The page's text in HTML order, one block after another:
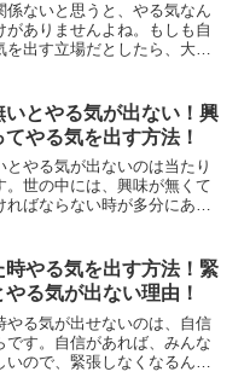
係ないと思うと、やる気なん
がありませんよね。もしも自
を出す立場だとしたら、大い
いと思う理由自分には関係な
由は、やる気が...
いとやる気が出ない！興
てやる気を出す方法！
とやる気が出ないのは当たり
。世の中には、興味が無くて
ればならない時が多分にある
やる気が出ない理由興味が無
が出ない理由は...
時やる気を出す方法！緊
る気が出ない理由！
やる気が出せないのは、自信
です。自信があれば、みんな
いので、緊張しなくなるんで